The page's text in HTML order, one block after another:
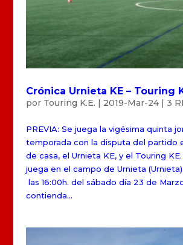
Crónica Urnieta KE – Touring
por Touring K.E. | 2019-Mar-24| 3
PREVIA: Se juega la vigésima quinta
temporada con la disputa del partido
de casa, el Urnieta KE, y el Touring
juega en el campo de Urnieta
las 16:00h. del sábado día 23 de
contienda...